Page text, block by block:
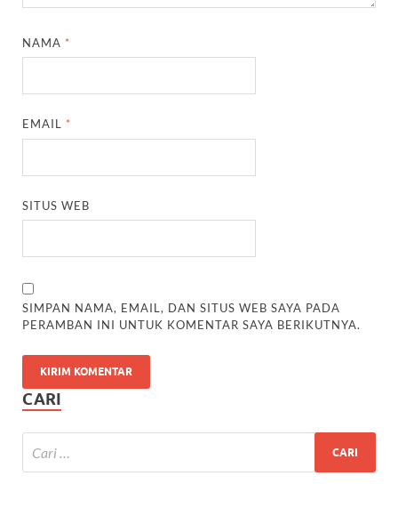
NAMA *
EMAIL *
SITUS WEB
SIMPAN NAMA, EMAIL, DAN SITUS WEB SAYA PADA
PERAMBAN INI UNTUK KOMENTAR SAYA BERIKUTNYA.
CARI